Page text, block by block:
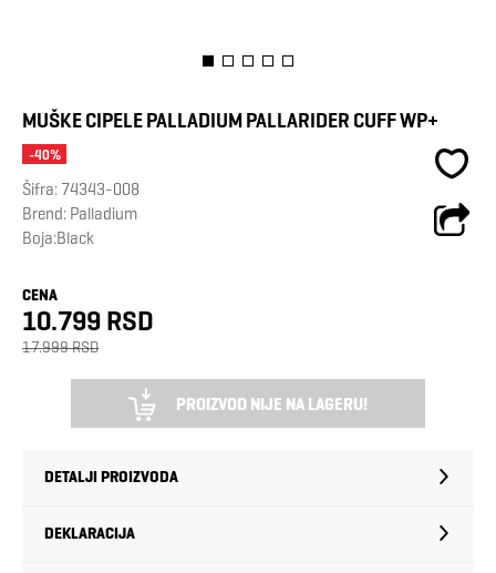
MUŠKE CIPELE PALLADIUM PALLARIDER CUFF WP+
-40%
Šifra:74343-008
Brend: Palladium
Boja:Black
CENA
10.799 RSD
17.999 RSD
PROIZVOD NIJE NA LAGERU!
DETALJI PROIZVODA
DEKLARACIJA